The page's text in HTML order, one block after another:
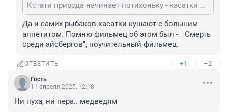
Кстати природа начинает потихоньку - касатки около Гибралтара атакуют рыбаков потому что те ловят тунца и его теперь мало.
Да и самих рыбаков касатки кушают с большим
аппетитом. Помню фильмец об этом был - " Смерть
среди айсбергов", поучительный фильмец.
ОТВЕТИТЬ +1 –2
Гость
11 апреля 2025, 12:18
Ни пуха, ни пера.. медведям